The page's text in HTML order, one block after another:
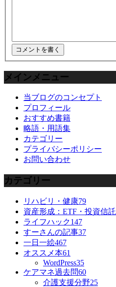
メインメニュー
当ブログのコンセプト
プロフィール
おすすめ書籍
略語・用語集
カテゴリー
プライバシーポリシー
お問い合わせ
カテゴリー
リハビリ・健康79
資産形成：ETF・投資信託
ライフハック147
すーさんの記事37
一日一絵467
オススメ本61
WordPress35
ケアマネ過去問60
介護支援分野25